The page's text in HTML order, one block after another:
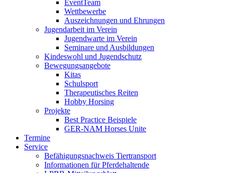
EventTeam
Wettbewerbe
Auszeichnungen und Ehrungen
Jugendarbeit im Verein
Jugendwarte im Verein
Seminare und Ausbildungen
Kindeswohl und Jugendschutz
Bewegungsangebote
Kitas
Schulsport
Therapeutisches Reiten
Hobby Horsing
Projekte
Best Practice Beispiele
GER-NAM Horses Unite
Termine
Service
Befähigungsnachweis Tiertransport
Informationen für Pferdehaltende